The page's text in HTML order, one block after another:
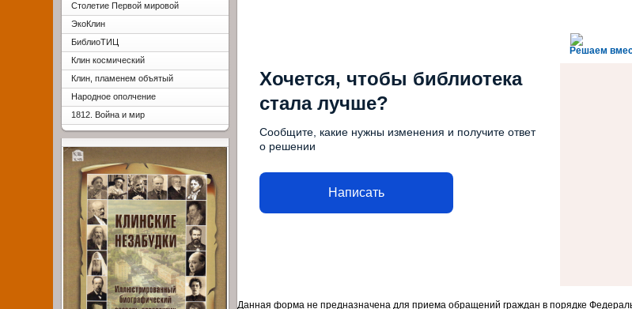
Решаем
Хочется, чтобы библиотека
стала лучше?
Сообщите, какие нужны изменения и получите ответ
о решении
Написать
Данная форма не предназначена для приема обращений граждан в порядке
Столетие Первой мировой
ЭкоКлин
БиблиоТИЦ
Клин космический
Клин, пламенем объятый
Народное ополчение
1812. Война и мир